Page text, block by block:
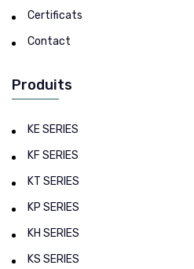
Certificats
Contact
Produits
KE SERIES
KF SERIES
KT SERIES
KP SERIES
KH SERIES
KS SERIES